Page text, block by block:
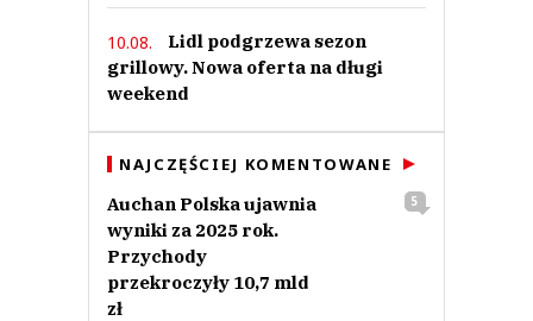
10.08.
Lidl podgrzewa sezon
grillowy. Nowa oferta na długi
weekend
NAJCZĘŚCIEJ KOMENTOWANE
Auchan Polska ujawnia
wyniki za 2025 rok.
Przychody
przekroczyły 10,7 mld
zł
5